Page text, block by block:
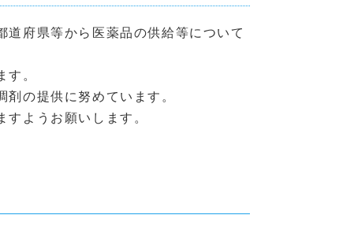
道府県等から医薬品の供給等について
。
の提供に努めています。
ようお願いします。